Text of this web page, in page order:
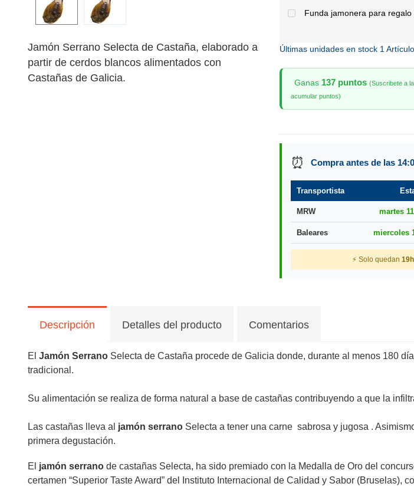
Jamón Serrano Selecta de Castaña, elaborado a
partir de cerdos blancos alimentados con
Castañas de Galicia.
Funda jamonera para regalo
Últimas unidades en stock 1
Ganas 137 puntos (Suscribete a
acumular puntos)
⏰ Compra antes de las
Transportista
MRW martes
Baleares miercoles
⚡ Solo quedan
Descripción Detalles del producto Comentarios
El Jamón Serrano Selecta de Castaña procede de Galicia donde, durante al menos 180
tradicional.
Su alimentación se realiza de forma natural a base de castañas contribuyendo a que la
Las castañas lleva al jamón serrano Selecta a tener una carne sabrosa y jugosa .
primera degustación.
El jamón serrano de castañas Selecta, ha sido premiado con la Medalla de Oro del
certamen “Superior Taste Award” del Instituto Internacional de Calidad y Sabor (Bruselas),